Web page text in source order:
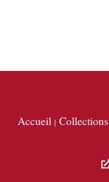
Accueil Collections